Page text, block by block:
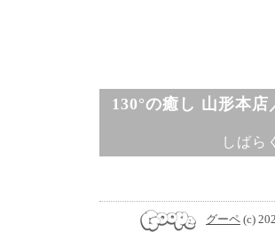
130°の癒し 山形本
しばら
グーペ (c)